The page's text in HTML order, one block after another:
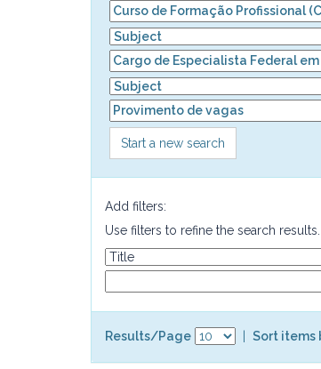
Start a new search
Add filters:
Use filters to refine the search results.
Results/Page Sort items